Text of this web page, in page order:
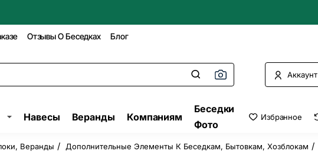
Отзывы О Беседках Блог
Аккаунт
Навесы Веранды Компаниям
Беседки
Фото
Избранное
Веранды Дополнительные Элементы К Беседкам, Бытовкам, Хозблокам